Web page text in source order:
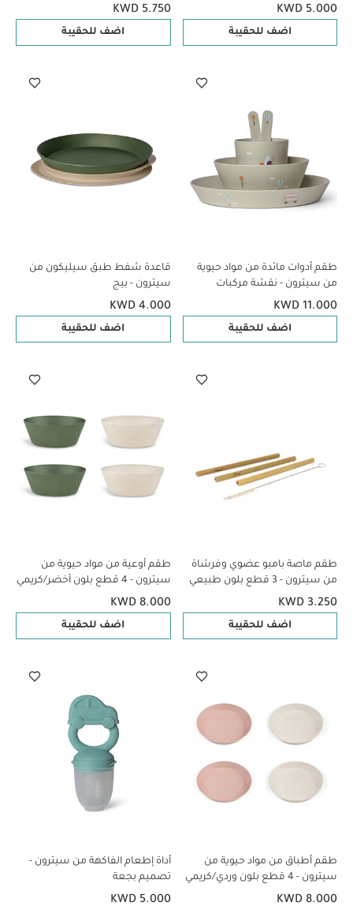
ترايسيراتوبس
KWD 5.000
اضف للحقيبة
ترايسيراتوبس
KWD 5.750
اضف للحقيبة
طقم أدوات مائدة من مواد حيوية
من سيترون - نقشة مركبات
KWD 11.000
اضف للحقيبة
قاعدة شفط طبق سيليكون من
سيترون - بيج
KWD 4.000
اضف للحقيبة
طقم ماصة بامبو عضوي وفرشاة
من سيترون - 3 قطع بلون طبيعي
KWD 3.250
اضف للحقيبة
طقم أوعية من مواد حيوية من
سيترون - 4 قطع بلون أخضر/كريمي
KWD 8.000
اضف للحقيبة
طقم أطباق من مواد حيوية من
سيترون - 4 قطع بلون وردي/كريمي
KWD 8.000
أداة إطعام الفاكهة من سيترون -
تصميم بجعة
KWD 5.000